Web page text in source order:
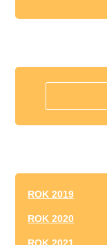
ROK 2019
ROK 2020